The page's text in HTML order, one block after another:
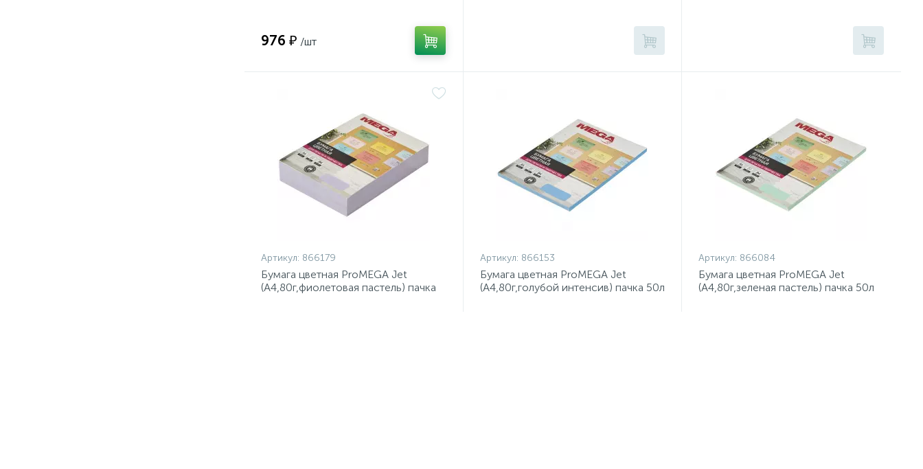
976 ₽ /шт
Артикул: 866179
Бумага цветная ProMEGA Jet
(А4,80г,фиолетовая пастель) пачка
Артикул: 866153
Бумага цветная ProMEGA Jet
(А4,80г,голубой интенсив) пачка 50л
Артикул: 866084
Бумага цветная ProMEGA Jet
(А4,80г,зеленая пастель) пачка 50л